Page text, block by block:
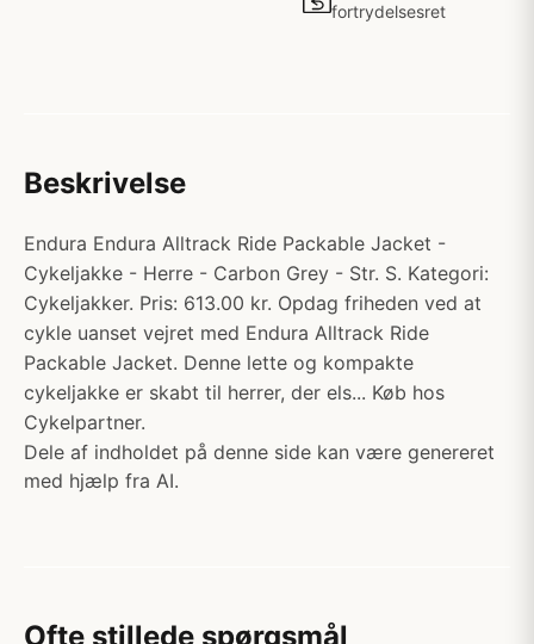
fortrydelsesret
Beskrivelse
Endura Endura Alltrack Ride Packable Jacket -
Cykeljakke - Herre - Carbon Grey - Str. S. Kategori:
Cykeljakker. Pris: 613.00 kr. Opdag friheden ved at
cykle uanset vejret med Endura Alltrack Ride
Packable Jacket. Denne lette og kompakte
cykeljakke er skabt til herrer, der els... Køb hos
Cykelpartner.
Dele af indholdet på denne side kan være genereret
med hjælp fra AI.
Ofte stillede spørgsmål